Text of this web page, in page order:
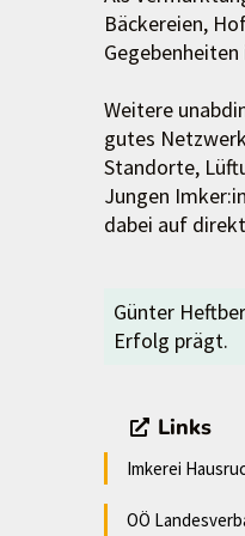
Bäckereien,
Weitere
gutes
Standorte,
Jungen
dabei auf
Günter
Erfolg prägt.
Links
Imkerei
OÖ